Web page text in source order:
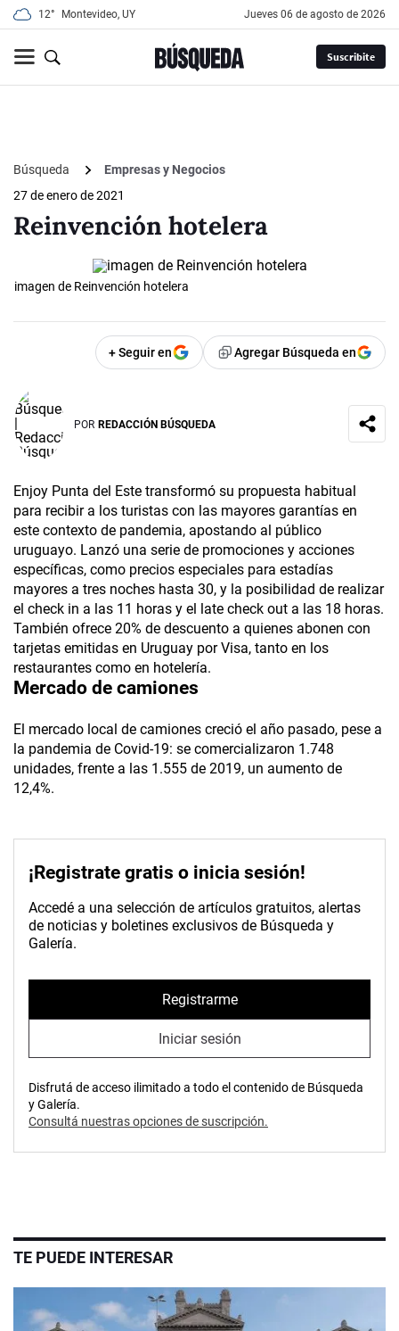
12° Montevideo, UY jueves 06 de agosto de 2026
Suscribite
Búsqueda
Empresas y Negocios
27 de enero de 2021
Reinvención hotelera
imagen de Reinvención hotelera
+ Seguir en Agregar Búsqueda en
POR REDACCIÓN BÚSQUEDA
Enjoy Punta del Este transformó su propuesta habitual
para recibir a los turistas con las mayores garantías en
este contexto de pandemia, apostando al público
uruguayo. Lanzó una serie de promociones y acciones
específicas, como precios especiales para estadías
mayores a tres noches hasta 30, y la posibilidad de realizar
el check in a las 11 horas y el late check out a las 18 horas.
También ofrece 20% de descuento a quienes abonen con
tarjetas emitidas en Uruguay por Visa, tanto en los
restaurantes como en hotelería.
Mercado de camiones
El mercado local de camiones creció el año pasado, pese a
la pandemia de Covid-19: se comercializaron 1.748
unidades, frente a las 1.555 de 2019, un aumento de
12,4%.
¡Registrate gratis o inicia sesión!
Accedé a una selección de artículos gratuitos, alertas
de noticias y boletines exclusivos de Búsqueda y
Galería.
Registrarme
Iniciar sesión
Disfrutá de acceso ilimitado a todo el contenido de Búsqueda
y Galería.
Consultá nuestras opciones de suscripción.
TE PUEDE INTERESAR